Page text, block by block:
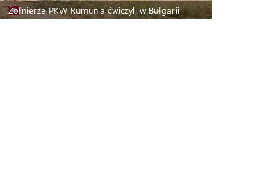
Żołnierze PKW Rumunia ćwiczyli w Bułgarii